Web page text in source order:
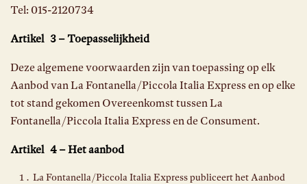
Tel: 015-2120734
Artikel 3 – Toepasselijkheid
Deze algemene voorwaarden zijn van toepassing op elk
Aanbod van La Fontanella/Piccola Italia Express en op elke
tot stand gekomen Overeenkomst tussen La
Fontanella/Piccola Italia Express en de Consument.
Artikel 4 – Het aanbod
La Fontanella/Piccola Italia Express publiceert het Aanbod